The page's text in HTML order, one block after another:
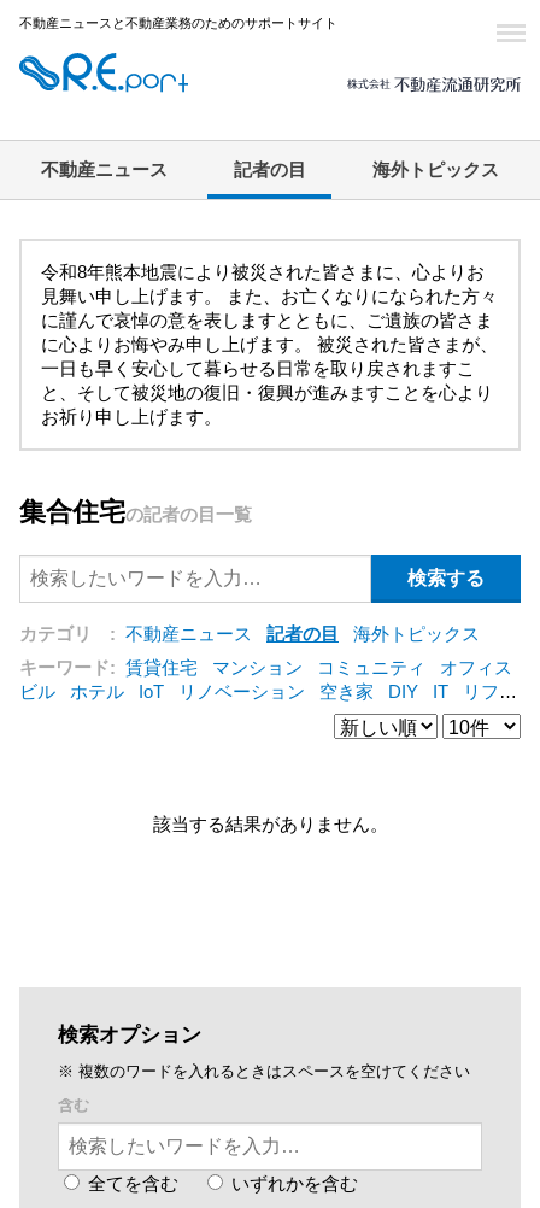
不動産ニュースと不動産業務のためのサポートサイト
不動産ニュース 記者の目 海外トピックス
令和8年熊本地震により被災された皆さまに、心よりお
見舞い申し上げます。 また、お亡くなりになられた方々
に謹んで哀悼の意を表しますとともに、ご遺族の皆さま
に心よりお悔やみ申し上げます。 被災された皆さまが、
一日も早く安心して暮らせる日常を取り戻されますこ
と、そして被災地の復旧・復興が進みますことを心より
お祈り申し上げます。
集合住宅の記者の目一覧
カテゴリ : 不動産ニュース 記者の目
海外トピックス
キーワード: 賃貸住宅 マンション コミュニティ
オフィス
ビル
ホテル IoT リノベーション 空き家 DIY IT
リフォ
建売住宅 管理会社
集合住
三菱地所 賃貸借 公営住宅[+]
該当する結果がありません。
検索オプション
※ 複数のワードを入れるときはスペースを空けてください
含む
全てを含む いずれかを含む